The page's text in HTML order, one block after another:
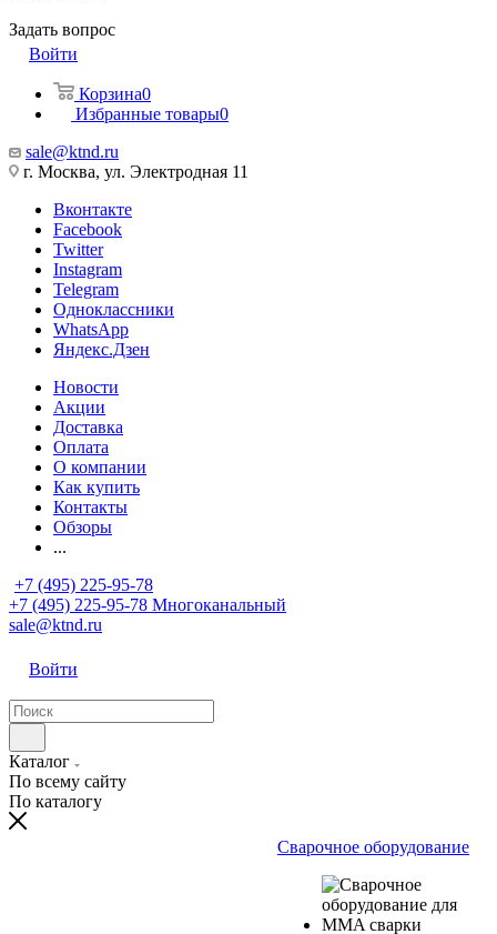
Задать вопрос
Войти
Корзина0
Избранные товары0
sale@ktnd.ru
г. Москва, ул. Электродная 11
Вконтакте
Facebook
Twitter
Instagram
Telegram
Одноклассники
WhatsApp
Яндекс.Дзен
Новости
Акции
Доставка
Оплата
О компании
Как купить
Контакты
Обзоры
...
+7 (495) 225-95-78
+7 (495) 225-95-78 Многоканальный
sale@ktnd.ru
Войти
Каталог
По всему сайту
По каталогу
Сварочное оборудование